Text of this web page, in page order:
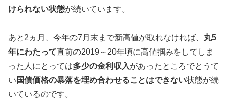
けられない状態が続いています。
あと2ヵ月、今年の7月末まで新高値が取れなければ、 丸5
年にわたって直前の2019～20年頃に高値掴みをしてしま
った人にとっては多少の金利収入があったところでとうて
い 国債価格の暴落を埋め合わせることはできない状態が続
いているのです。